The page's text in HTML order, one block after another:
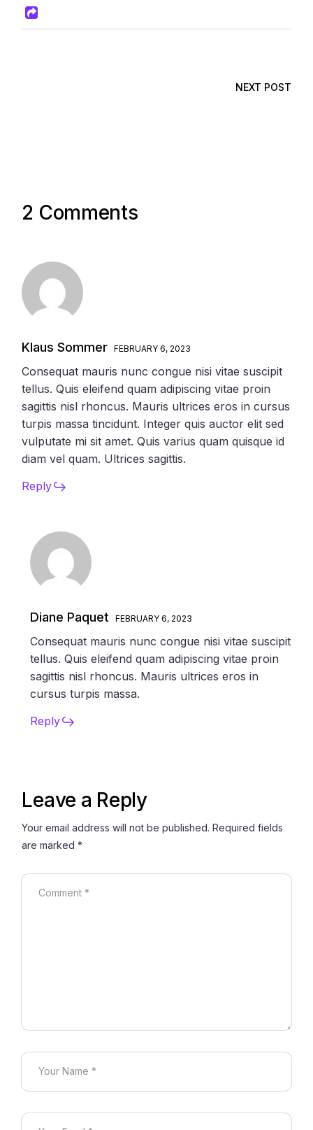
NEXT POST
2 Comments
Klaus Sommer FEBRUARY 6, 2023
Consequat mauris nunc congue nisi vitae suscipit
tellus. Quis eleifend quam adipiscing vitae proin
sagittis nisl rhoncus. Mauris ultrices eros in cursus
turpis massa tincidunt. Integer quis auctor elit sed
vulputate mi sit amet. Quis varius quam quisque id
diam vel quam. Ultrices sagittis.
Reply
Diane Paquet FEBRUARY 6, 2023
Consequat mauris nunc congue nisi vitae suscipit
tellus. Quis eleifend quam adipiscing vitae proin
sagittis nisl rhoncus. Mauris ultrices eros in
cursus turpis massa.
Reply
Leave a Reply
Your email address will not be published. Required fields
are marked*